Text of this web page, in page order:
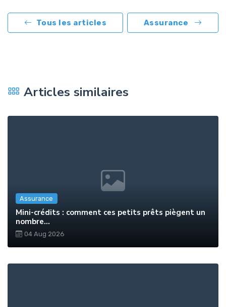
Tous les articles Assurance
Articles similaires
Assurance
Mini-crédits : comment ces petits prêts piègent un
nombre...
04 Aug 2026